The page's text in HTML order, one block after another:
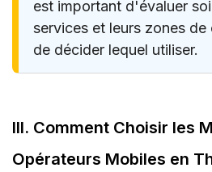
est important d'évaluer
services et leurs zones
de décider lequel utiliser.
III. Comment Choisir les
Opérateurs Mobiles en